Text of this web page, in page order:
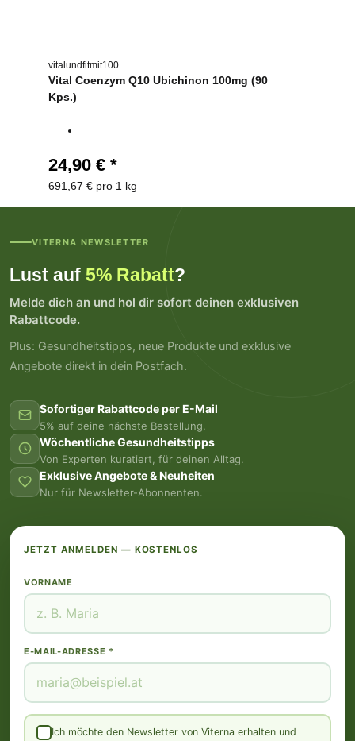
vitalundfitmit100
Vital Coenzym Q10 Ubichinon 100mg (90
Kps.)
24,90 € *
691,67 € pro 1 kg
VITERNA NEWSLETTER
Lust auf 5% Rabatt?
Melde dich an und hol dir sofort deinen exklusiven
Rabattcode.
Plus: Gesundheitstipps, neue Produkte und exklusive
Angebote direkt in dein Postfach.
Sofortiger Rabattcode per E-Mail
5% auf deine nächste Bestellung.
Wöchentliche Gesundheitstipps
Von Experten kuratiert, für deinen Alltag.
Exklusive Angebote & Neuheiten
Nur für Newsletter-Abonnenten.
JETZT ANMELDEN — KOSTENLOS
VORNAME
E-MAIL-ADRESSE *
Ich möchte den Newsletter von Viterna erhalten und